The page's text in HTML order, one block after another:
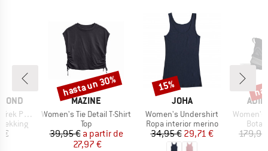
Poles
€
MARCA
MAZINE
Artículo
Women's Tie Detail T-Shirt
Product group
Top
Precio
39,95 € Precio reducido
a partir de
27,97 €
Descuento
hasta un 30%
MARCA
JOHA
Artículo
Women's Undershirt
Product group
Ropa interior merino
Precio
34,95 €Precio reducido
29,71 €
Descuento
15%
Artículo
Women's